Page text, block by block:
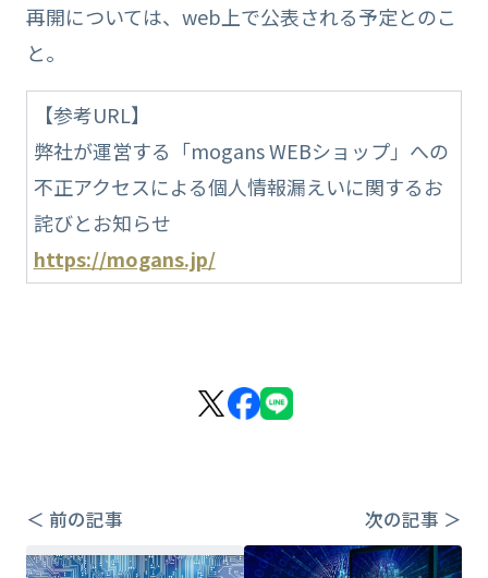
再開については、web上で公表される予定とのこ
と。
【参考URL】
弊社が運営する「mogans WEBショップ」への
不正アクセスによる個人情報漏えいに関するお
詫びとお知らせ
https://mogans.jp/
＜ 前の記事 次の記事 ＞